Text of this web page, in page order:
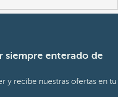
siempre enterado de
y recibe nuestras ofertas en tu